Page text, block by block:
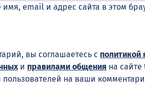
имя, email и адрес сайта в этом
вы соглашаетесь с политикой
и правилами общения на
пользователей на ваши